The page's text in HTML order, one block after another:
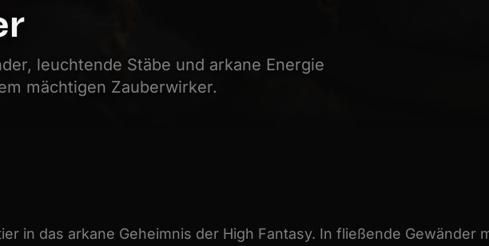
leuchtende Stäbe und arkane Energie
mächtigen Zauberwirker.
in das arkane Geheimnis der High Fantasy. In fließende Gewänder